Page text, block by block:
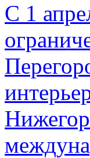
С 1